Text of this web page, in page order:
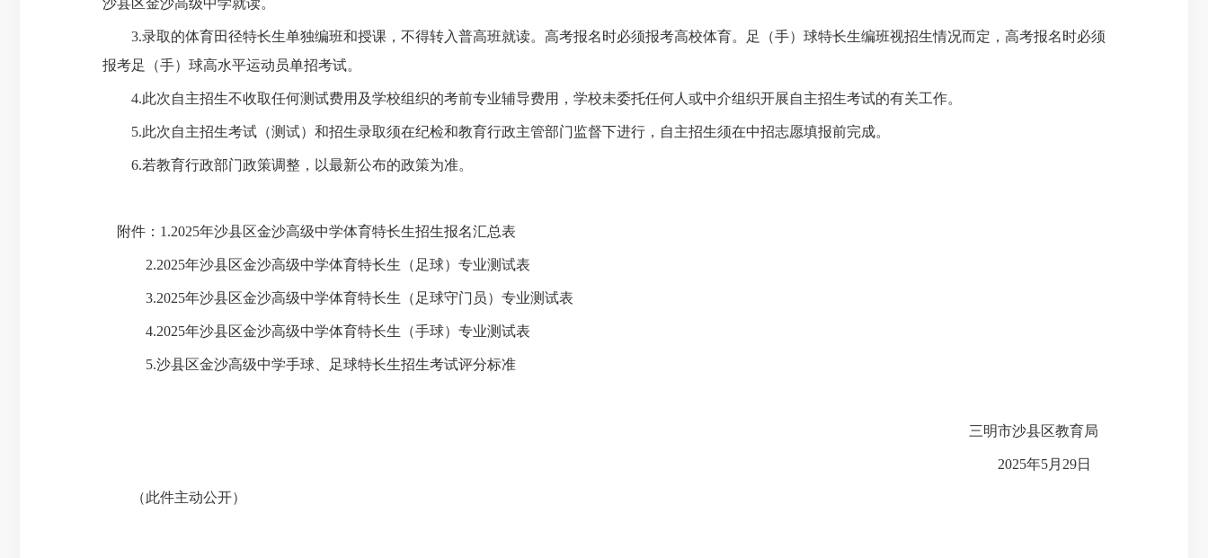
沙县区金沙高级中学就读。
3.录取的体育田径特长生单独编班和授课，不得转入普高班就读。高考报名时必须报考高校体育。足（手）球特长生编班视招生情况而定，高考报名时必须
报考足（手）球高水平运动员单招考试。
4.此次自主招生不收取任何测试费用及学校组织的考前专业辅导费用，学校未委托任何人或中介组织开展自主招生考试的有关工作。
5.此次自主招生考试（测试）和招生录取须在纪检和教育行政主管部门监督下进行，自主招生须在中招志愿填报前完成。
6.若教育行政部门政策调整，以最新公布的政策为准。
附件：1.2025年沙县区金沙高级中学体育特长生招生报名汇总表
2.2025年沙县区金沙高级中学体育特长生（足球）专业测试表
3.2025年沙县区金沙高级中学体育特长生（足球守门员）专业测试表
4.2025年沙县区金沙高级中学体育特长生（手球）专业测试表
5.沙县区金沙高级中学手球、足球特长生招生考试评分标准
三明市沙县区教育局
2025年5月29日
（此件主动公开）